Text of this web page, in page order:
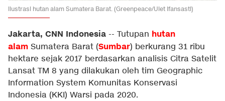
ilustrasi hutan alam Sumatera Barat. (Greenpeace/Ulet Ifansasti)
Jakarta, CNN Indonesia -- Tutupan hutan
alam Sumatera Barat (Sumbar) berkurang 31 ribu
hektare sejak 2017 berdasarkan analisis Citra Satelit
Lansat TM 8 yang dilakukan oleh tim Geographic
Information System Komunitas Konservasi
Indonesia (KKI) Warsi pada 2020.